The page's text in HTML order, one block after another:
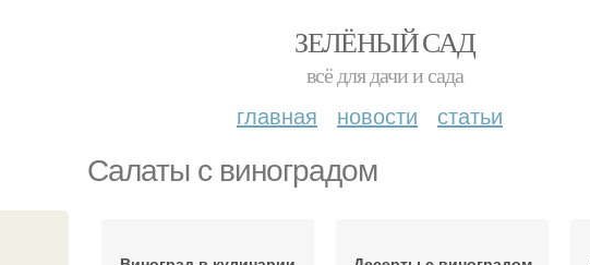
ЗЕЛЁНЫЙ САД
всё для дачи и сада
главная новости статьи
Салаты с виноградом